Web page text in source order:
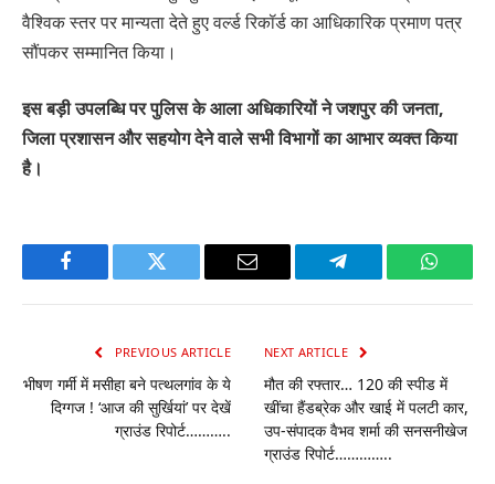
वैश्विक स्तर पर मान्यता देते हुए वर्ल्ड रिकॉर्ड का आधिकारिक प्रमाण पत्र
सौंपकर सम्मानित किया।
इस बड़ी उपलब्धि पर पुलिस के आला अधिकारियों ने जशपुर की जनता,
जिला प्रशासन और सहयोग देने वाले सभी विभागों का आभार व्यक्त किया
है।
Facebook Twitter Email Telegram
PREVIOUS ARTICLE
भीषण गर्मी में मसीहा बने पत्थलगांव के ये
दिग्गज ! ‘आज की सुर्खियां’ पर देखें
ग्राउंड रिपोर्ट………..
NEXT ARTICLE
मौत की रफ्तार… 120 की स्पीड में
खींचा हैंडब्रेक और खाई में पलटी कार,
उप-संपादक वैभव शर्मा की सनसनीखेज
ग्राउंड रिपोर्ट…………..